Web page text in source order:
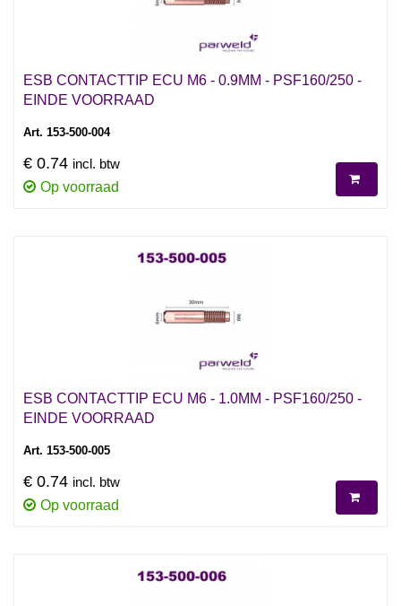
ESB CONTACTTIP ECU M6 - 0.9MM - PSF160/250 -
EINDE VOORRAAD
Art. 153-500-004
€ 0.74 incl. btw
Op voorraad
ESB CONTACTTIP ECU M6 - 1.0MM - PSF160/250 -
EINDE VOORRAAD
Art. 153-500-005
€ 0.74 incl. btw
Op voorraad